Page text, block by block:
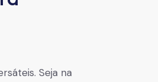
Seja na